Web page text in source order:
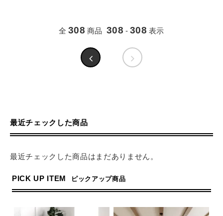
全 308 商品 308 - 308 表示
最近チェックした商品
最近チェックした商品はまだありません。
PICK UP ITEM ピックアップ商品